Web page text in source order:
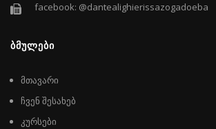
facebook: @dantealighierissazogadoeba
ᲑᲛᲣᲚᲔᲑᲘ
მთავარი
ჩვენ შესახებ
კურსები